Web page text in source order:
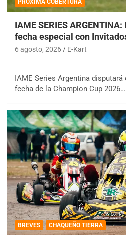
PRÓXIMA COBERTURA
IAME SERIES
fecha especial con
6 agosto, 2026 E-Kart
IAME Series Argentina disputará
fecha de la Champion Cup 2026…
BREVES CHAQUEÑO TIERRA